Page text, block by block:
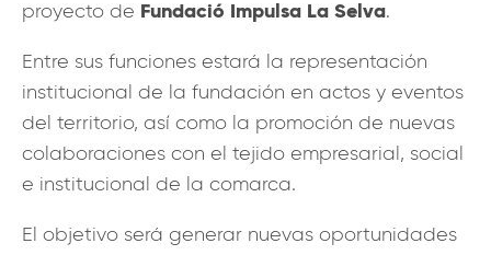
proyecto de Fundació Impulsa La Selva.
Entre sus funciones estará la representación
institucional de la fundación en actos y eventos
del territorio, así como la promoción de nuevas
colaboraciones con el tejido empresarial, social
e institucional de la comarca.
El objetivo será generar nuevas oportunidades